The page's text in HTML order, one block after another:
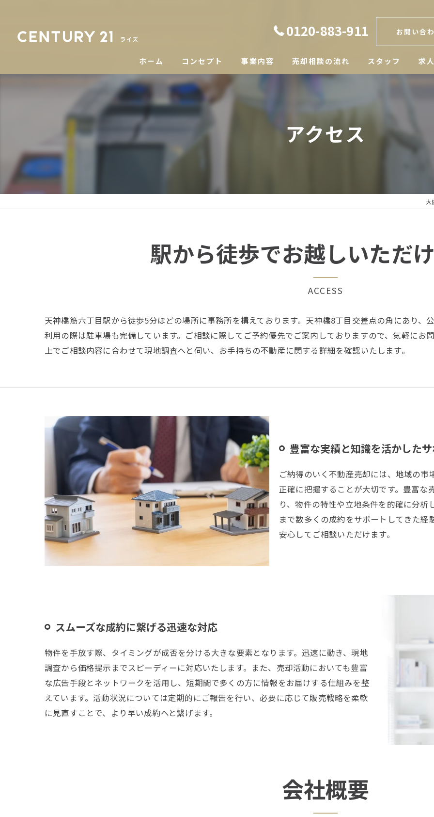
0120-883-911 お問い合
ホーム コンセプト 事業内容 売却相談の流れ スタッフ 求
アクセス
大
駅から徒歩でお越しいただ
ACCESS
天神橋筋六丁目駅から徒歩5分ほどの場所に事務所を構えております。天神橋8丁目交差点の角にあり、
利用の際は駐車場も完備しています。ご相談に際してご予約優先でご案内しておりますので、気軽にお
上でご相談内容に合わせて現地調査へと伺い、お手持ちの不動産に関する詳細を確認いたします。
豊富な実績と知識を活かした
ご納得のいく不動産売却には、地域の
正確に把握することが大切です。豊富
り、物件の特性や立地条件を的確に分
まで数多くの成約をサポートしてきた
安心してご相談いただけます。
スムーズな成約に繋げる迅速な対応
物件を手放す際、タイミングが成否を分ける大きな要素となります。迅速に動き、現地
調査から価格提示までスピーディーに対応いたします。また、売却活動においても豊富
な広告手段とネットワークを活用し、短期間で多くの方に情報をお届けする仕組みを整
えています。活動状況については定期的にご報告を行い、必要に応じて販売戦略を柔軟
に見直すことで、より早い成約へと繋げます。
会社概要